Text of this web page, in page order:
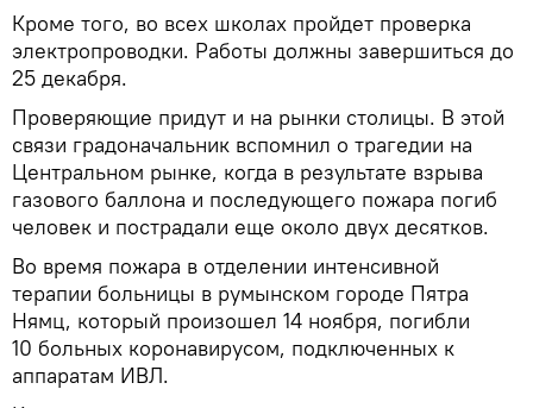
Кроме того, во всех школах пройдет проверка
электропроводки. Работы должны завершиться до
25 декабря.
Проверяющие придут и на рынки столицы. В этой
связи градоначальник вспомнил о трагедии на
Центральном рынке, когда в результате взрыва
газового баллона и последующего пожара погиб
человек и пострадали еще около двух десятков.
Во время пожара в отделении интенсивной
терапии больницы в румынском городе Пятра
Нямц, который произошел 14 ноября, погибли
10 больных коронавирусом, подключенных к
аппаратам ИВЛ.